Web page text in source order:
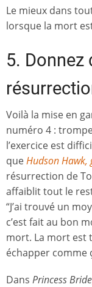
Le mieux dans
lorsque la mort
5. Donnez
Voilà la mise en
numéro 4 :
l’exercice est
queHudson
résurrection de
affaiblit tout le
“J’ai trouvé un
c’est fait au bon
mort. La mort est
échapper comme
Dans Princess Bride